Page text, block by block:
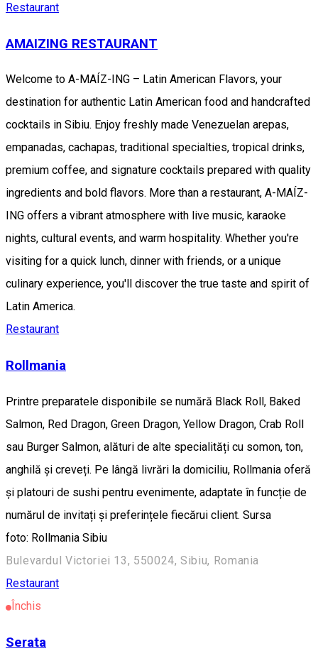
Restaurant
AMAIZING RESTAURANT
Welcome to A-MAÍZ-ING – Latin American Flavors, your
destination for authentic Latin American food and handcrafted
cocktails in Sibiu. Enjoy freshly made Venezuelan arepas,
empanadas, cachapas, traditional specialties, tropical drinks,
premium coffee, and signature cocktails prepared with quality
ingredients and bold flavors. More than a restaurant, A-MAÍZ-
ING offers a vibrant atmosphere with live music, karaoke
nights, cultural events, and warm hospitality. Whether you're
visiting for a quick lunch, dinner with friends, or a unique
culinary experience, you'll discover the true taste and spirit of
Latin America.
Restaurant
Rollmania
Printre preparatele disponibile se numără Black Roll, Baked
Salmon, Red Dragon, Green Dragon, Yellow Dragon, Crab Roll
sau Burger Salmon, alături de alte specialități cu somon, ton,
anghilă și creveți. Pe lângă livrări la domiciliu, Rollmania oferă
și platouri de sushi pentru evenimente, adaptate în funcție de
numărul de invitați și preferințele fiecărui client. Sursa
foto: Rollmania Sibiu
Bulevardul Victoriei 13, 550024, Sibiu, Romania
Restaurant
Închis
Serata